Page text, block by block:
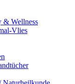
& Wellness
Vlies